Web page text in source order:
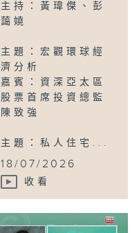
主持：黃瑋傑、彭
藹嬈
主題：宏觀環球經
濟分析
嘉賓：資深亞太區
股票首席投資總監
陳致強
主題：私人住宅...
18/07/2026
收看